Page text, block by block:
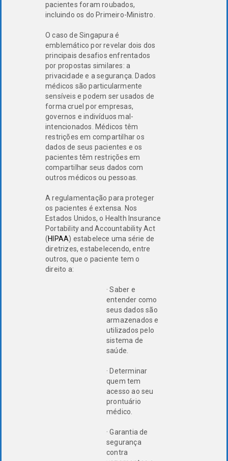
pacientes foram roubados,
incluindo os do Primeiro-Ministro.
O caso de Singapura é
emblemático por revelar dois dos
principais desafios enfrentados
por propostas similares: a
privacidade e a segurança. Dados
médicos são particularmente
sensíveis e podem ser usados de
forma cruel por empresas,
governos e indivíduos mal-
intencionados. Médicos têm
restrições em compartilhar os
dados de seus pacientes e os
pacientes têm restrições em
compartilhar seus dados com
outros médicos ou pessoas.
A regulamentação para proteger
os pacientes é extensa. Nos
Estados Unidos, o Health Insurance
Portability and Accountability Act
(HIPAA) estabelece uma série de
diretrizes, estabelecendo, entre
outros, que o paciente tem o
direito a:
· Saber e
entender como
seus dados são
armazenados e
utilizados pelo
sistema de
saúde.
· Determinar
quem tem
acesso ao seu
prontuário
médico.
· Garantia de
segurança
contra